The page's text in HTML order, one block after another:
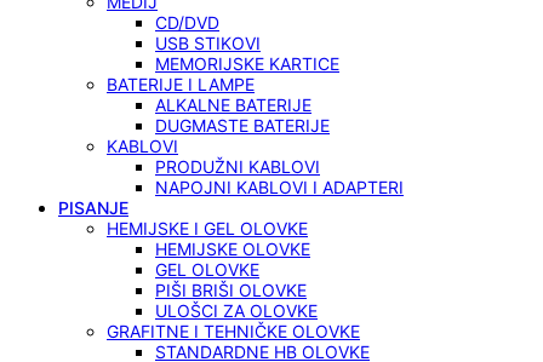
CD/DVD
USB STIKOVI
MEMORIJSKE KARTICE
BATERIJE I LAMPE
ALKALNE BATERIJE
DUGMASTE BATERIJE
KABLOVI
PRODUŽNI KABLOVI
NAPOJNI KABLOVI I ADAPTERI
PISANJE
HEMIJSKE I GEL OLOVKE
HEMIJSKE OLOVKE
GEL OLOVKE
PIŠI BRIŠI OLOVKE
ULOŠCI ZA OLOVKE
GRAFITNE I TEHNIČKE OLOVKE
STANDARDNE HB OLOVKE